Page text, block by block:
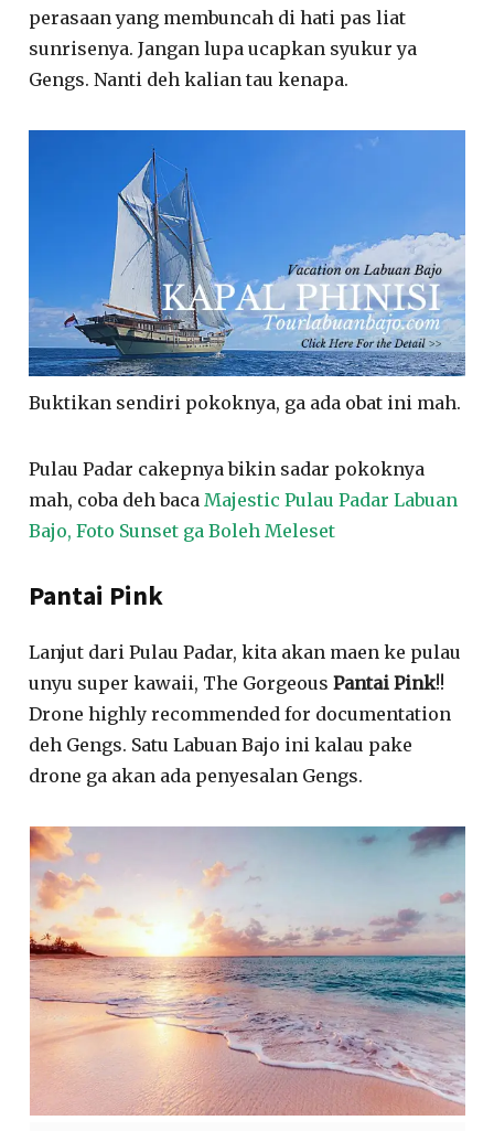
perasaan yang membuncah di hati pas liat
sunrisenya. Jangan lupa ucapkan syukur ya
Gengs. Nanti deh kalian tau kenapa.
Buktikan sendiri pokoknya, ga ada obat ini mah.
Pulau Padar cakepnya bikin sadar pokoknya
mah, coba deh baca Majestic Pulau Padar Labuan
Bajo, Foto Sunset ga Boleh Meleset
Pantai Pink
Lanjut dari Pulau Padar, kita akan maen ke pulau
unyu super kawaii, The GorgeousPantai Pink!!
Drone highly recommended for documentation
deh Gengs. Satu Labuan Bajo ini kalau pake
drone ga akan ada penyesalan Gengs.